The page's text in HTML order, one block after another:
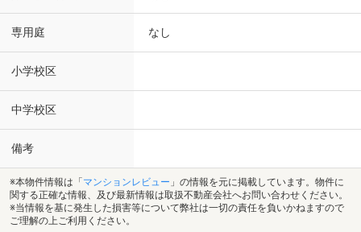
専用庭 なし
小学校区
中学校区
備考
※本物件情報は「 マンションレビュー 」の情報を元に掲載しています。物件に
関する正確な情報、及び最新情報は取扱不動産会社へお問い合わせください。
※当情報を基に発生した損害等について弊社は一切の責任を負いかねますので
ご理解の上ご利用ください。